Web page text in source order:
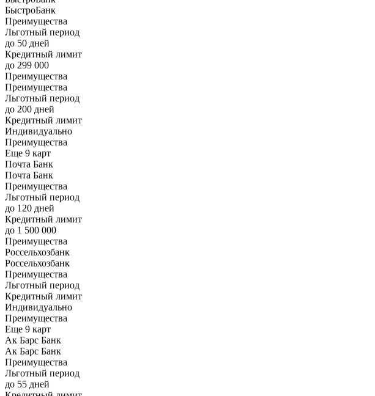
БыстроБанк
Преимущества
Льготный период
до 50 дней
Кредитный лимит
до 299 000
Преимущества
Преимущества
Льготный период
до 200 дней
Кредитный лимит
Индивидуально
Преимущества
Еще 9 карт
Почта Банк
Почта Банк
Преимущества
Льготный период
до 120 дней
Кредитный лимит
до 1 500 000
Преимущества
Россельхозбанк
Россельхозбанк
Преимущества
Льготный период
Кредитный лимит
Индивидуально
Преимущества
Еще 9 карт
Ак Барс Банк
Ак Барс Банк
Преимущества
Льготный период
до 55 дней